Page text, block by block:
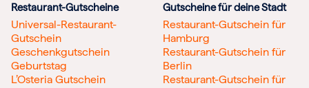
Restaurant-Gutscheine
Universal-Restaurant-
Gutschein
Geschenkgutschein
Geburtstag
L’Osteria Gutschein
Gutscheine für deine Stadt
Restaurant-Gutschein für
Hamburg
Restaurant-Gutschein für
Berlin
Restaurant-Gutschein für